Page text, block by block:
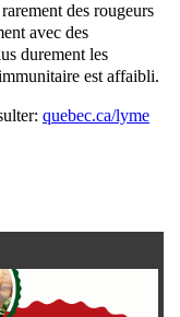
des rougeurs
avec des
durement les
est affaibli.
quebec.ca/lyme